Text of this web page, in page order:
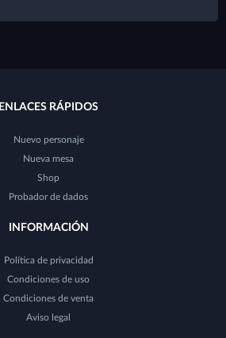
ENLACES RÁPIDOS
Nuevo personaje
Nueva mesa
Shop
Probador de dados
INFORMACIÓN
Política de privacidad
Condiciones de uso
Condiciones de venta
Aviso legal